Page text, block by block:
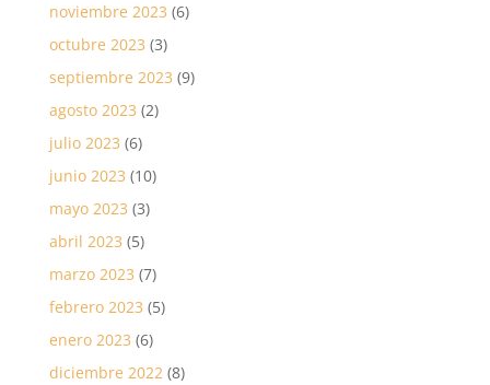
noviembre 2023 (6)
octubre 2023 (3)
septiembre 2023 (9)
agosto 2023 (2)
julio 2023 (6)
junio 2023 (10)
mayo 2023 (3)
abril 2023 (5)
marzo 2023 (7)
febrero 2023 (5)
enero 2023 (6)
diciembre 2022(8)